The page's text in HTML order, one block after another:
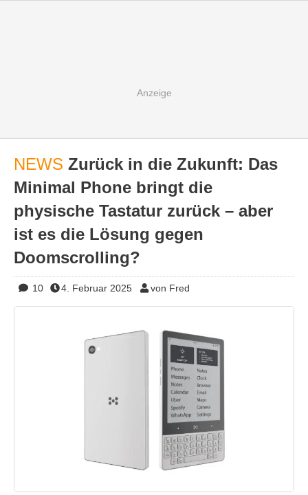
NEWS Zurück in die Zukunft: Das
Minimal Phone bringt die
physische Tastatur zurück – aber
ist es die Lösung gegen
Doomscrolling?
10 4. Februar 2025 von Fred